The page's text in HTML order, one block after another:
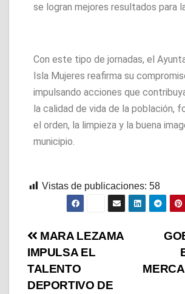
se logran mejores resultados para
Con este tipo de jornadas, el
Isla Mujeres reafirma su
impulsando acciones que
la calidad de vida de la población,
el orden, la limpieza y la buena
municipio.
Vistas de publicaciones: 58
MARA LEZAMA
IMPULSA EL
TALENTO
DEPORTIVO DE